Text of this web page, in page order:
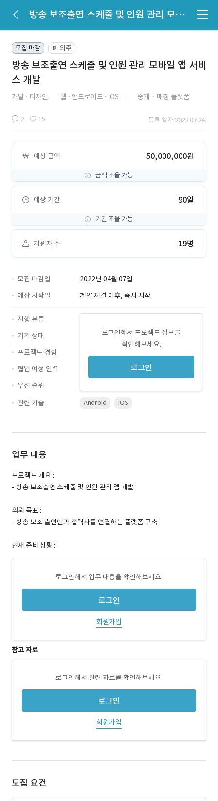
방송 보조출연 스케줄 및 인원 관리 모바일 앱 서비스 개발
모집 마감 📔 외주
방송 보조출연 스케줄 및 인원 관리 모바일 앱 서비
스 개발
개발 디자인 웹 안드로이드 iOS 중개ㆍ매칭 플랫폼
2 15 등록 일자 2022.03.24.
예상 금액 50,000,000원
금액 조율 가능
예상 기간 90일
기간 조율 가능
지원자 수 19명
모집 마감일
2022년 04월 07일
예상 시작일
계약 체결 이후, 즉시 시작
로그인해서 프로젝트 정보를
확인해보세요.
로그인
진행 분류
기획 상태
프로젝트 경험
협업 예정 인력
우선 순위
관련 기술
Android iOS
업무 내용
프로젝트 개요 :
- 방송 보조출연 스케쥴 및 인원 관리 앱 개발
의뢰 목표 :
- 방송 보조 출연인과 협력사를 연결하는 플랫폼 구축
현재 준비 상황 :
로그인해서 업무 내용을 확인해보세요.
로그인
회원가입
참고 자료
로그인해서 관련 자료를 확인해보세요.
로그인
회원가입
모집 요건